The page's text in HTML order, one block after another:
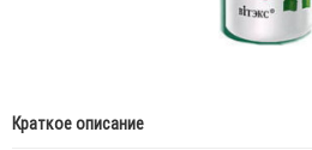
Краткое описание